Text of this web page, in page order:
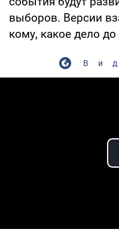
выборов. Версии
кому, какое дело